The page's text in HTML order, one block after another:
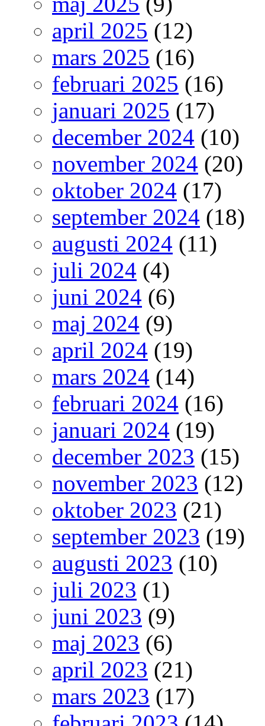
april 2025 (12)
mars 2025 (16)
februari 2025 (16)
januari 2025 (17)
december 2024 (10)
november 2024 (20)
oktober 2024 (17)
september 2024 (18)
augusti 2024 (11)
juli 2024 (4)
juni 2024 (6)
maj 2024 (9)
april 2024 (19)
mars 2024 (14)
februari 2024 (16)
januari 2024 (19)
december 2023 (15)
november 2023 (12)
oktober 2023 (21)
september 2023 (19)
augusti 2023 (10)
juli 2023 (1)
juni 2023 (9)
maj 2023 (6)
april 2023 (21)
mars 2023 (17)